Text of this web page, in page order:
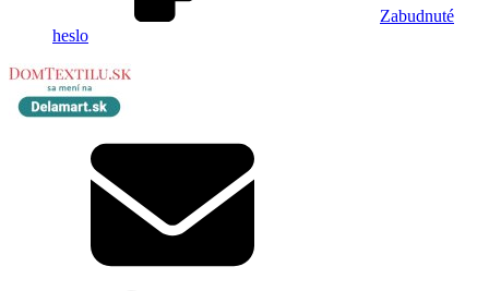
Zabudnuté
heslo